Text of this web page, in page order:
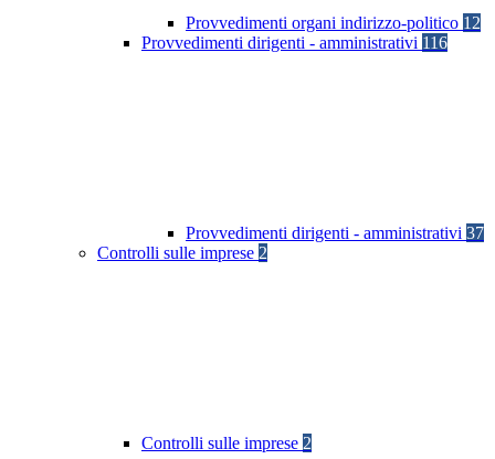
Provvedimenti organi indirizzo-politico 12
Provvedimenti dirigenti - amministrativi 116
Provvedimenti dirigenti - amministrativi 37
Controlli sulle imprese 2
Controlli sulle imprese 2